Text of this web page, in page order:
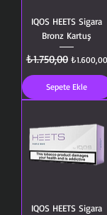
IQOS HEETS Sigara
Bronz Kartuş
Normal Fiyat
₺1.750,00 İndirimli
₺1.600,00
Sepete Ekle
IQOS HEETS Sigara